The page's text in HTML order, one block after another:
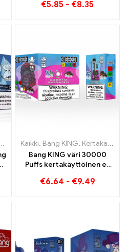
hedelmien rentouttavasta
€5.85 - €8.35
,
Kaikki, Bang KING, Kertakäyttöiset sähkösavukkeet Liettua
Bang KING väri 30000
Puffs kertakäyttöinen e-
mauilla Blueberry Ice ja
€6.64 - €9.49